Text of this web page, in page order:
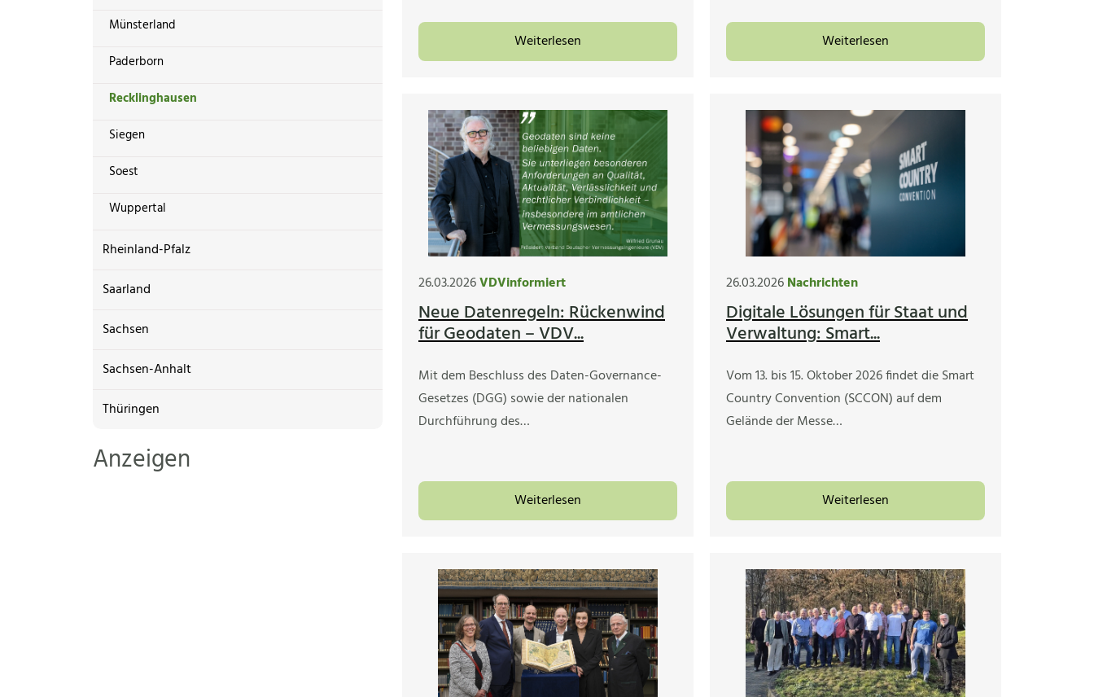
Münsterland
Paderborn
Recklinghausen
Siegen
Soest
Wuppertal
Rheinland-Pfalz
Saarland
Sachsen
Sachsen-Anhalt
Thüringen
Anzeigen
Weiterlesen Weiterlesen
26.03.2026VDVinformiert
Neue Datenregeln: Rückenwind
für Geodaten – VDV...
Mit dem Beschluss des Daten-Governance-
Gesetzes (DGG) sowie der nationalen
Durchführung des…
Weiterlesen
26.03.2026Nachrichten
Digitale Lösungen für Staat und
Verwaltung: Smart...
Vom 13. bis 15. Oktober 2026 findet die Smart
Country Convention (SCCON) auf dem
Gelände der Messe…
Weiterlesen